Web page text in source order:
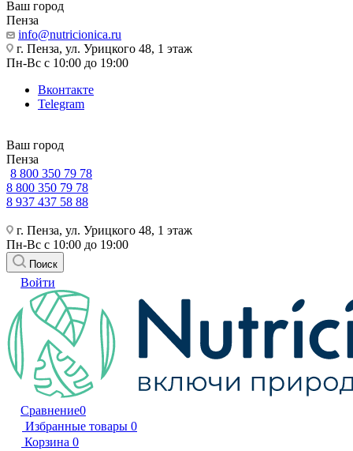
Ваш город
Пенза
info@nutricionica.ru
г. Пенза, ул. Урицкого 48, 1 этаж
Пн-Вс с 10:00 до 19:00
Вконтакте
Telegram
Ваш город
Пенза
8 800 350 79 78
8 800 350 79 78
8 937 437 58 88
г. Пенза, ул. Урицкого 48, 1 этаж
Пн-Вс с 10:00 до 19:00
Поиск
Войти
Сравнение0
Избранные товары 0
Корзина 0